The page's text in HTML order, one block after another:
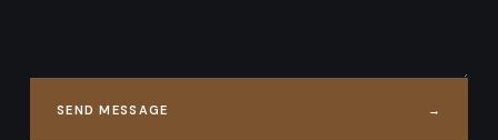
SEND MESSAGE →